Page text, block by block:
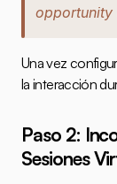
opportunity
Una vez
la interacción
Paso 2:
Sesiones